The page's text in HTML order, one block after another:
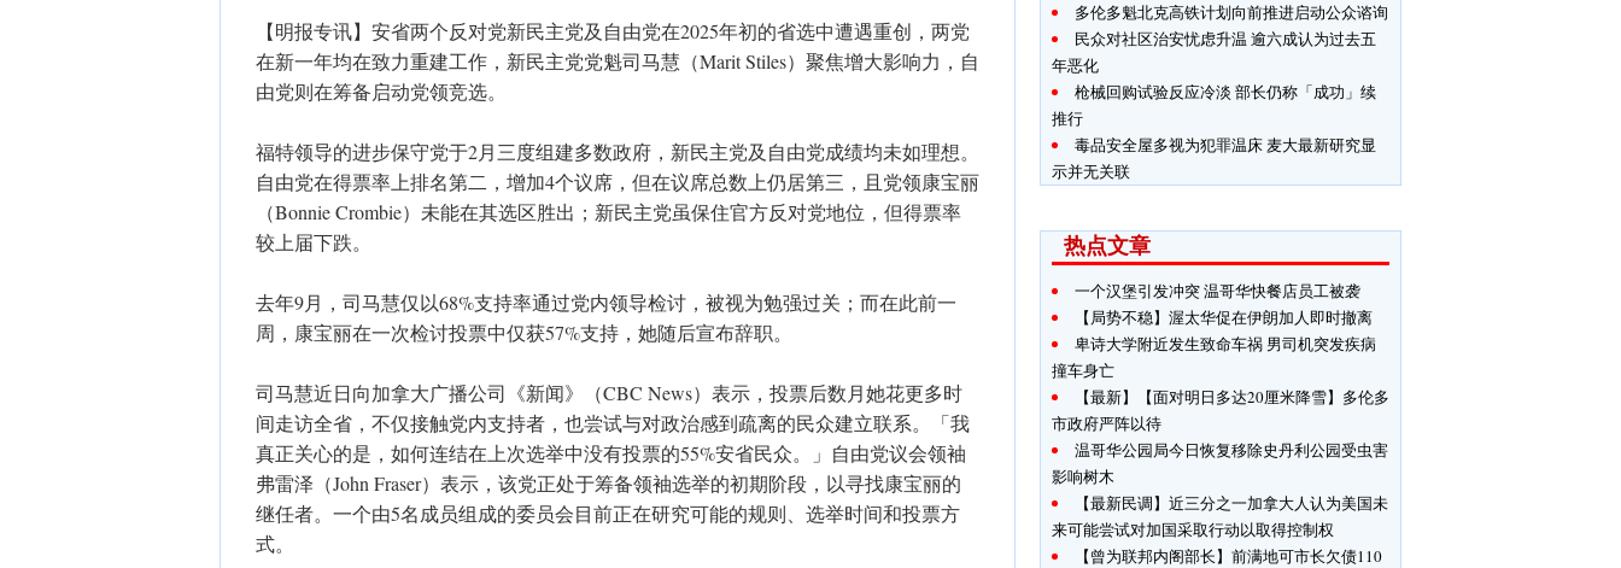
【明报专讯】安省两个反对党新民主党及自由党在2025年初的省选中遭遇重创，两党
在新一年均在致力重建工作，新民主党党魁司马慧（Marit Stiles）聚焦增大影响力，自
由党则在筹备启动党领竞选。
福特领导的进步保守党于2月三度组建多数政府，新民主党及自由党成绩均未如理想。
自由党在得票率上排名第二，增加4个议席，但在议席总数上仍居第三，且党领康宝丽
（Bonnie Crombie）未能在其选区胜出；新民主党虽保住官方反对党地位，但得票率
较上届下跌。
去年9月，司马慧仅以68%支持率通过党内领导检讨，被视为勉强过关；而在此前一
周，康宝丽在一次检讨投票中仅获57%支持，她随后宣布辞职。
司马慧近日向加拿大广播公司《新闻》（CBC News）表示，投票后数月她花更多时
间走访全省，不仅接触党内支持者，也尝试与对政治感到疏离的民众建立联系。「我
真正关心的是，如何连结在上次选举中没有投票的55%安省民众。」自由党议会领袖
弗雷泽（John Fraser）表示，该党正处于筹备领袖选举的初期阶段，以寻找康宝丽的
继任者。一个由5名成员组成的委员会目前正在研究可能的规则、选举时间和投票方
式。
多伦多魁北克高铁计划向前推进启动公众谘询
民众对社区治安忧虑升温 逾六成认为过去五
年恶化
枪械回购试验反应冷淡 部长仍称「成功」续
推行
毒品安全屋多视为犯罪温床 麦大最新研究显
示并无关联
热点文章
一个汉堡引发冲突 温哥华快餐店员工被袭
【局势不稳】渥太华促在伊朗加人即时撤离
卑诗大学附近发生致命车祸 男司机突发疾病
撞车身亡
【最新】【面对明日多达20厘米降雪】多伦多
市政府严阵以待
温哥华公园局今日恢复移除史丹利公园受虫害
影响树木
【最新民调】近三分之一加拿大人认为美国未
来可能尝试对加国采取行动以取得控制权
【曾为联邦内阁部长】前满地可市长欠债110